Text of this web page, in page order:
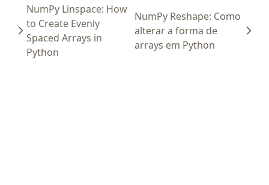
NumPy Linspace: How
to Create Evenly
Spaced Arrays in
Python
NumPy Reshape: Como
alterar a forma de
arrays em Python